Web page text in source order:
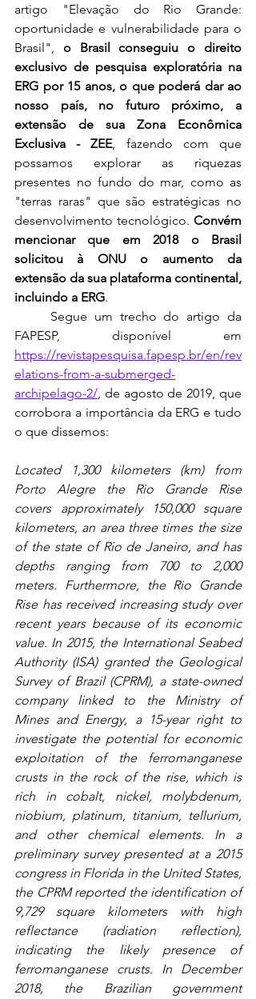
artigo "Elevação do Rio Grande:
oportunidade e vulnerabilidade para o
Brasil", o Brasil conseguiu o direito
exclusivo de pesquisa exploratória na
ERG por 15 anos, o que poderá dar ao
nosso país, no futuro próximo, a
extensão de sua Zona Econômica
Exclusiva - ZEE, fazendo com que
possamos explorar as riquezas
presentes no fundo do mar, como as
"terras raras" que são estratégicas no
desenvolvimento tecnológico. Convém
mencionar que em 2018 o Brasil
solicitou à ONU o aumento da
extensão da sua plataforma continental,
incluindo a ERG.
https://revistapesquisa.fapesp.br/en/rev
elations-from-a-submerged-
archipelago-2/, de agosto de 2019, que
corrobora a importância da ERG e tudo
o que dissemos:
Located 1,300 kilometers (km) from
Porto Alegre the Rio Grande Rise
covers approximately 150,000 square
kilometers, an area three times the size
of the state of Rio de Janeiro, and has
depths ranging from 700 to 2,000
meters. Furthermore, the Rio Grande
Rise has received increasing study over
recent years because of its economic
value. In 2015, the International Seabed
Authority (ISA) granted the Geological
Survey of Brazil (CPRM), a state-owned
company linked to the Ministry of
Mines and Energy, a 15-year right to
investigate the potential for economic
exploitation of the ferromanganese
crusts in the rock of the rise, which is
rich in cobalt, nickel, molybdenum,
niobium, platinum, titanium, tellurium,
and other chemical elements. In a
preliminary survey presented at a 2015
congress in Florida in the United States,
the CPRM reported the identification of
9,729 square kilometers with high
reflectance (radiation reflection),
indicating the likely presence of
ferromanganese crusts. In December
2018, the Brazilian government